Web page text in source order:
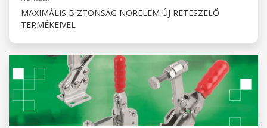
MAXIMÁLIS BIZTONSÁG NORELEM ÚJ RETESZELŐ
TERMÉKEIVEL